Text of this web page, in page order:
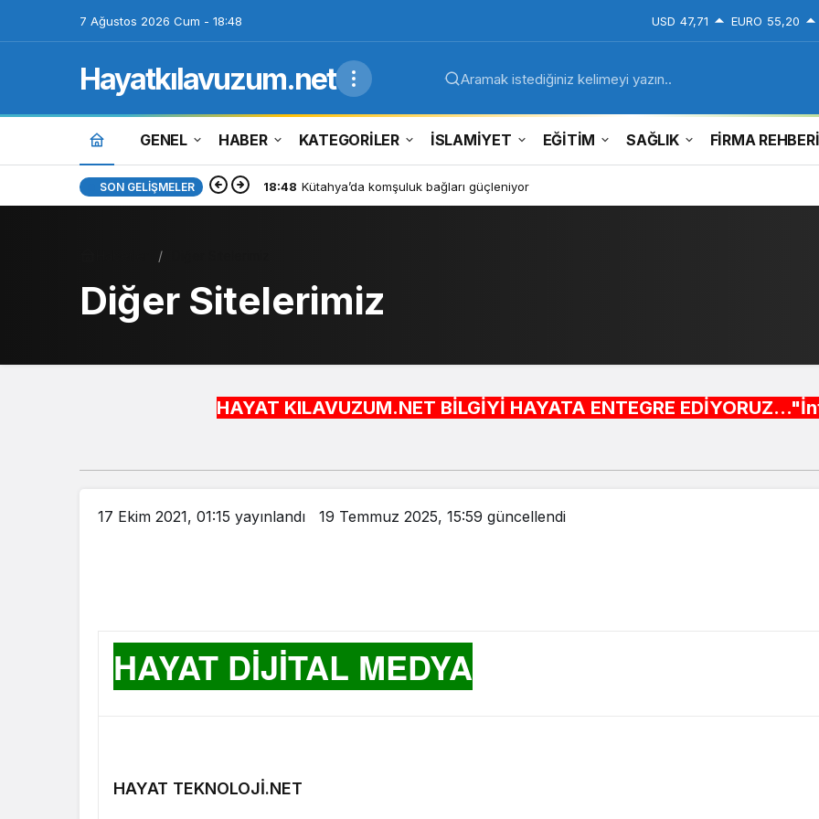
7 Ağustos 2026 Cum - 18:48 USD 47,71 EURO 55,20
Hayatkılavuzum.net Aramak istediğiniz kelimeyi yazın..
GENEL HABER KATEGORİLER İSLAMİYET EĞİTİM SAĞLIK FİRMA REHBERİ
SON GELIŞMELER 18:48 Kütahya’da komşuluk bağları güçleniyor
Diğer Sitelerimiz
HAYAT KILAVUZUM.NET BİLGİYİ HAYATA ENTEGRE
17 Ekim 2021, 01:15 yayınlandı 19 Temmuz 2025, 15:59 güncellendi
HAYAT DİJİTAL MEDYA
HAYAT TEKNOLOJİ.NET